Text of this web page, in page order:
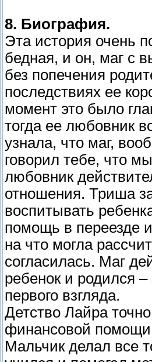
8. Биография.
Эта история очень
бедная, и он, маг с
без попечения
последствиях ее
момент это было
тогда ее любовник
узнала, что маг,
говорил тебе, что
любовник
отношения. Триша
воспитывать
помощь в переезде
на что могла
согласилась. Маг
ребенок и родился
первого взгляда.
Детство Лайра
финансовой помощи
Мальчик делал все